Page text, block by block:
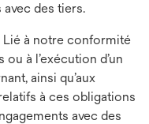
des tiers.
Lié à notre conformité
à l’exécution d’un
ainsi qu’aux
à ces obligations
avec des